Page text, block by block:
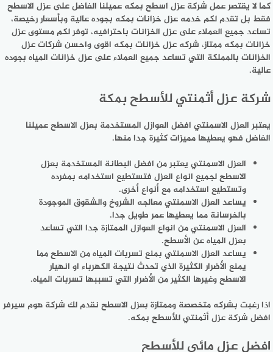
كما لا يقتصر عمل شركة عزل اسطح بمكه عميلنا الفاضل على عزل الاسطح
فقط بل تقدم لكم خدمه عزل خزانات بمكه بجوده عالية وبأسعار رخيصة،
تساعد جميع العملاء على عزل الخزانات باحترافيه، توفر لكم مستوى عزل
خزانات بمكه ممتاز، شركه عزل خزانات بمكه اقوى واحسن شركات عزل
الخزانات بالمملكة التي تساعد جميع العملاء على عزل خزانات المياه بجوده
عالية.
شركة عزل أثمنتي للأسطح بمكة
يعتبر العزل الاسمنتي افضل العوازل المستخدمة بعزل الاسطح عميلنا
الفاضل فهو يعطيها مميزات كثيرة جدا منها.
العزل الاسمنتي يعتبر من افضل البطانة المستخدمة بعزل
الاسطح لجميع انواع العزل فتستطيع استخدامه بمفرده
وتستطيع استخدامه مع أنواع أخرى.
يساعد العزل الاسمنتي معالجه الشروخ والشقوق الموجودة
بالخرسانة مما يعطيها عمر طويل جدا.
العزل الاسمنتي من انواع العوازل الممتازة جدا التي تساعد
بعزل المياه عن الأسطح.
يساعد العزل الاسمنتي بمنع تسربات المياه من الاسطح مما
يمنع الأضرار الكثيرة الذي تحدث نتيجة الكهرباء او انهيار
الاسطح وغيرها الكثير من الأضرار التي تسببها تسربات المياه.
اذا رغبت بشركه متخصصة وممتازة بعزل الاسطح نقدم لك شركة هوم سيرفر
افضل شركة عزل أثمنتي للأسطح بمكه.
افضل عزل مائي للأسطح